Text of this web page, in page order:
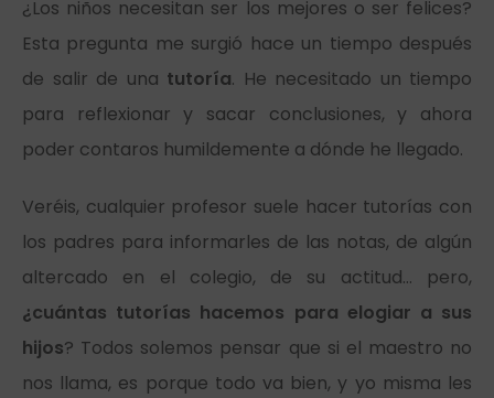
¿Los niños necesitan ser los mejores o ser felices?
Esta pregunta me surgió hace un tiempo después
de salir de una tutoría. He necesitado un tiempo
para reflexionar y sacar conclusiones, y ahora
poder contaros humildemente a dónde he llegado.
Veréis, cualquier profesor suele hacer tutorías con
los padres para informarles de las notas, de algún
altercado en el colegio, de su actitud… pero,
¿cuántas tutorías hacemos para elogiar a sus
hijos? Todos solemos pensar que si el maestro no
nos llama, es porque todo va bien, y yo misma les